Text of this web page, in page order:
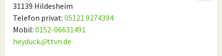
31139 Hildesheim
Telefon privat: 05121 9274394
Mobil: 0152-06631491
heyduck@ttvn.de